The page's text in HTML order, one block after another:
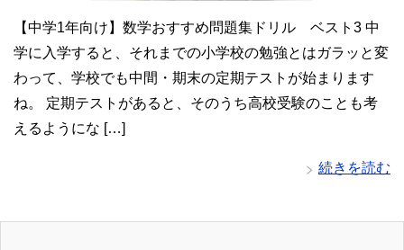
【中学1年向け】数学おすすめ問題集ドリル ベスト3 中
学に入学すると、それまでの小学校の勉強とはガラッと変
わって、学校でも中間・期末の定期テストが始まります
ね。 定期テストがあると、そのうち高校受験のことも考
えるようにな […]
続きを読む